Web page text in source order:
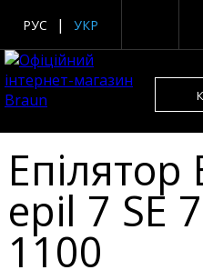
РУС УКР
epil 7 SE
1100